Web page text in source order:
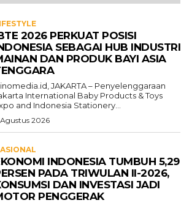
2026 PERKUAT POSISI
SEBAGAI HUB INDUSTRI
DAN PRODUK BAYI ASIA
JAKARTA – Penyelenggaraan
International Baby Products & Toys
and Indonesia Stationery...
2026
INDONESIA TUMBUH 5,29
PADA TRIWULAN II-2026,
DAN INVESTASI JADI
PENGGERAK